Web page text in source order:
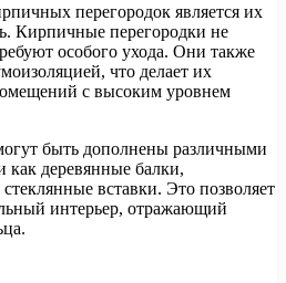
перегородок является их
Кирпичные перегородки не
особого ухода. Они также
что делает их
с высоким уровнем
быть дополнены различными
как деревянные балки,
вставки. Это позволяет
интерьер, отражающий